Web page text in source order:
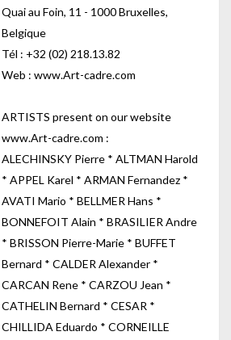
Quai au Foin, 11 - 1000 Bruxelles,
Belgique
Tél : +32 (02) 218.13.82
Web : www.Art-cadre.com
ARTISTS present on our website
www.Art-cadre.com :
ALECHINSKY Pierre * ALTMAN Harold
* APPEL Karel * ARMAN Fernandez *
AVATI Mario * BELLMER Hans *
BONNEFOIT Alain * BRASILIER Andre
* BRISSON Pierre-Marie * BUFFET
Bernard * CALDER Alexander *
CARCAN Rene * CARZOU Jean *
CATHELIN Bernard * CESAR *
CHILLIDA Eduardo * CORNEILLE